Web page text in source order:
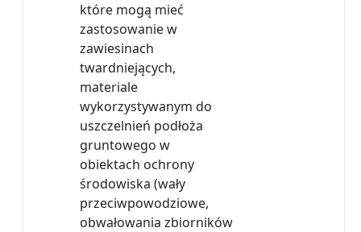
które mogą mieć
zastosowanie w
zawiesinach
twardniejących,
materiale
wykorzystywanym do
uszczelnień podłoża
gruntowego w
obiektach ochrony
środowiska (wały
przeciwpowodziowe,
obwałowania zbiorników